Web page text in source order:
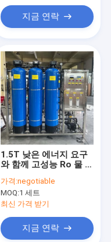
지금 연락
1.5T 낮은 에너지 요구
와 함께 고성능 Ro 물 정
가격:negotiable
MOQ:1 세트
최신 가격 받기
지금 연락